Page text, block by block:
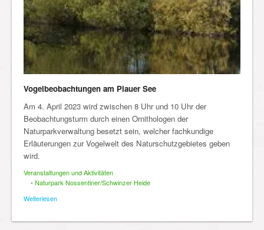
Vogelbeobachtungen am Plauer See
Am 4. April 2023 wird zwischen 8 Uhr und 10 Uhr der
Beobachtungsturm durch einen Ornithologen der
Naturparkverwaltung besetzt sein, welcher fachkundige
Erläuterungen zur Vogelwelt des Naturschutzgebietes geben
wird.
Veranstaltungen und Aktivitäten
• Naturpark Nossentiner/Schwinzer Heide
Weiterlesen